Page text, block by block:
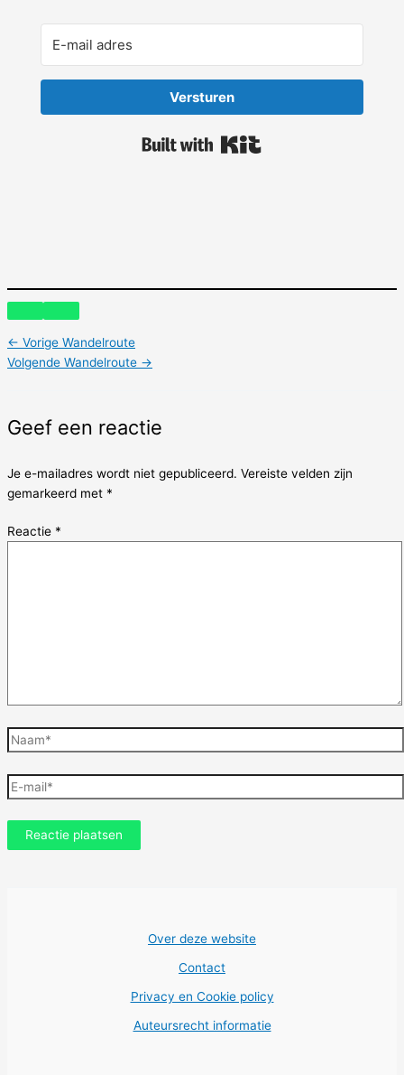
Versturen
← Vorige Wandelroute
Volgende Wandelroute →
Geef een reactie
Je e-mailadres wordt niet gepubliceerd. Vereiste velden zijn
gemarkeerd met *
Reactie *
Naam*
E-
mail*
Over deze website
Contact
Privacy en Cookie policy
Auteursrecht informatie